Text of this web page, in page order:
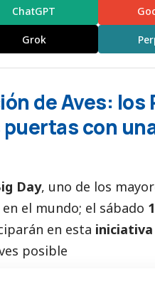
ChatGPT
Grok
de Aves: los
con
Day, uno de los
el mundo; el sábado
en esta iniciativa
posible